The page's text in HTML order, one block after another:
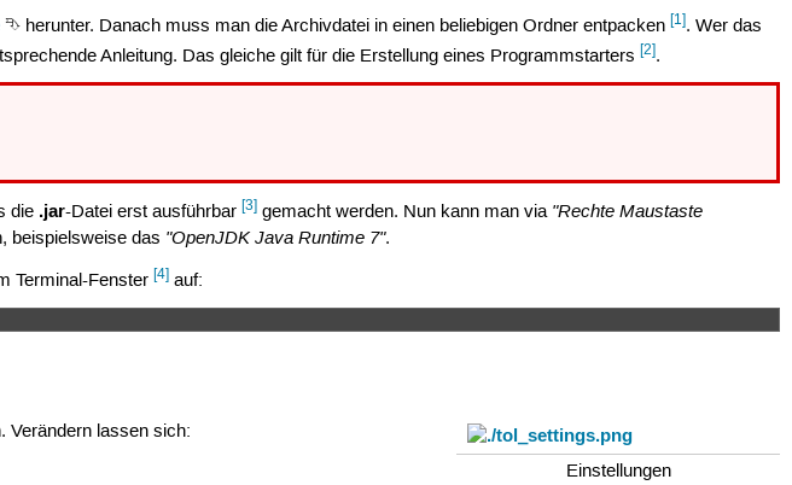
⮷ herunter. Danach muss man die Archivdatei in einen beliebigen Ordner entpacken[1]. Wer das
Anleitung. Das gleiche gilt für die Erstellung eines Programmstarters[2].
die .jar-Datei erst ausführbar[3] gemacht werden. Nun kann man via "Rechte Maustaste
beispielsweise das "OpenJDK Java Runtime 7".
Terminal-Fenster[4] auf:
Einstellungen
Verändern lassen sich: